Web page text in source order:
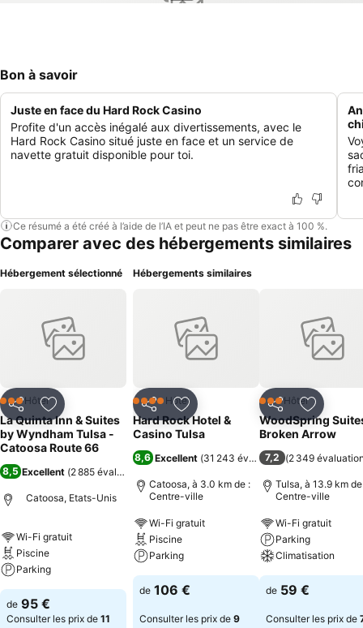
Bon à savoir
Juste en face du Hard Rock Casino
Profite d'un accès inégalé aux divertissements, avec le
Hard Rock Casino situé juste en face et un service de
navette gratuit disponible pour toi.
Ce résumé a été créé à l’aide de l’IA et peut ne pas être exact à 100 %.
Comparer avec des hébergements similaires
Hébergement sélectionné
PartagerAjouter à mes favoris
3 ÉtoilesHôtel
La Quinta Inn & Suites
by Wyndham Tulsa -
Catoosa Route 66
8,5 Excellent (2 885 évaluations
Catoosa, Etats-Unis
Wi-Fi gratuit
Piscine
Parking
de 95 €
Consulter les prix de 11
Hébergements similaires
PartagerAjouter à mes favoris
4 ÉtoilesHôtel
Hard Rock Hotel &
Casino Tulsa
8,6 Excellent (31 243 évaluations)
Catoosa, à 3.0 km de :
Centre-ville
Wi-Fi gratuit
Piscine
Parking
de 106 €
Consulter les prix de 9
PartagerAjouter
3 ÉtoilesHôtel
WoodSpring
Broken Arrow
7,2 (2 349
Tulsa, à 13.9 km
Centre-ville
Wi-Fi gratuit
Parking
Climatisation
de 59 €
Consulter les prix de